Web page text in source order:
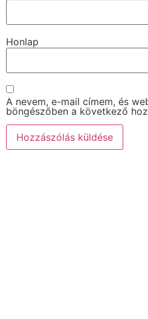
Honlap
A nevem, e-mail címem, és
böngészőben a következő